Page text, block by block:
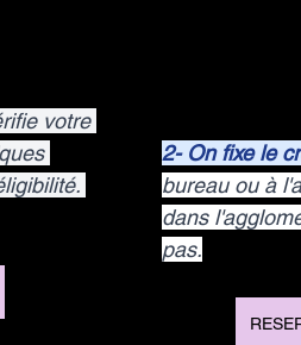
votre
2- On fixe le
bureau ou à
dans
pas.